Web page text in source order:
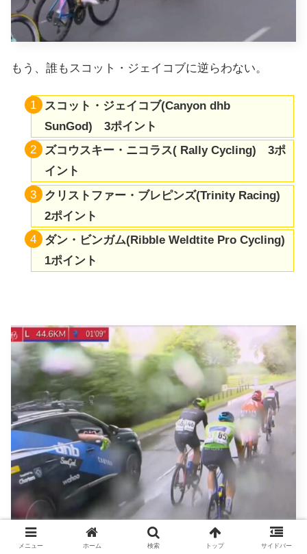
もう、誰もスコット・ジェイコブに逆らわない。
スコット・ジェイコブ(Canyon dhb
SunGod) 3ポイント
ズコウスキー・ニコラス( Rally Cycling) 3ポ
イント
クリストファー・ブレピンズ(Trinity Racing)
2ポイント
ダン・ビンガム(Ribble Weldtite Pro Cycling)
1ポイント
メニュー ホーム 検索 トップ サイドバー